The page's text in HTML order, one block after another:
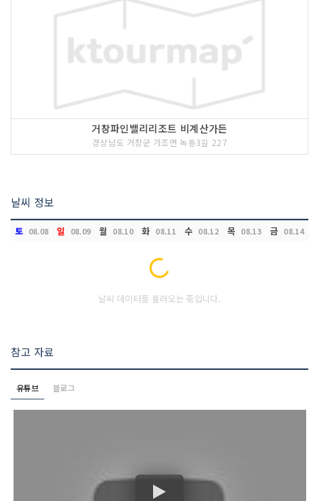
거창파인밸리리조트 비계산가든
경상남도 거창군 가조면 녹동3길 227
날씨 정보
토 08.08 일 08.09 월 08.10 화 08.11 수 08.12 목 08.13 금 08.14
Loading...
날씨 데이터를 불러오는 중입니다.
참고 자료
유튜브 블로그